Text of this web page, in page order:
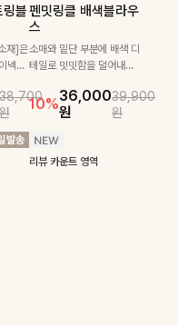
링블
재]은
넥으
을 넣
핏
주는
펜밋링클 배색블라우
스
소매와 밑단 부분에 배색 디
테일로 밋밋함을 덜어내고
클 소재로 구김 걱정없이 즐
길 수 있는 블라우스랍니
10%36,000
원
39,900
원
리뷰 카운트 영역
라7
🤍]
데일
자인
만들
다 ~
폴딘울 골지유넥니트
[여리핏/가벼운착용감]은은
하게 더해진 울 함유 소재로
포근하면서도 가볍게 착용
짜임 디테일이 슬림한 실루
엣을 연출해주며, 부드러운
로 즐기기 좋답니다🤍
10%원
원
리뷰 카운트 영역
원
에
로 구
성
해주
듯
하게
테킷미 레터링티셔츠
+반바지SET
[데일리부터 여행룩까지]감
각적인 레터링 티셔츠와 플레
어 핏 반바지가 함께 구성된
세트 아이템으로, 편안하면서
도 캐주얼한 꾸안꾸룩을 완성
해드립니다 ✨🩵
18%29,900
원
36,400
원
리뷰 카운트 영역